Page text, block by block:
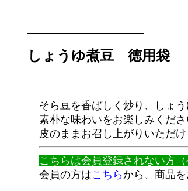
しょうゆ煮豆 徳用袋
そら豆を香ばしく炒り、しょ
素朴な味わいをお楽しみくださ
皮のままお召し上がりいただけ
こちらは会員登録されない方
会員の方はこちらから、商品を